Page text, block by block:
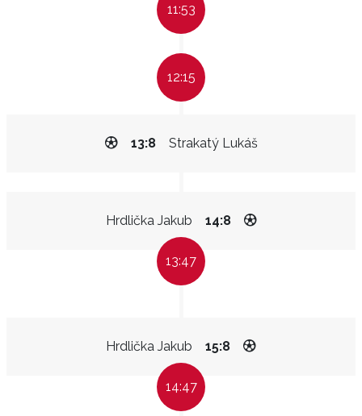
11:53
12:15
Strakatý Lukáš
13:8
Hrdlička Jakub 14:8
13:47
Hrdlička Jakub 15:8
14:47